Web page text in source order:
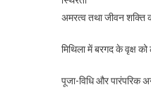
अमरत्व तथा जीवन शक्ति
मिथिला में बरगद के वृक्ष
पूजा-विधि और पारंपरिक